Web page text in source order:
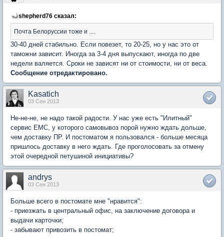
shepherd76 сказал:
Почта Белоруссии тоже и ....
30-40 дней стабильно. Если повезет, то 20-25, но у нас это от
таможни зависит. Иногда за 3-4 дня выпускают, иногда по две
недели валяется. Сроки не зависят ни от стоимости, ни от веса.
Сообщение отредактировано.
Kasatich
03 Сен 2013
Не-не-не, не надо такой радости. У нас уже есть "Илитный"
сервис ЕМС, у которого самовывоз порой нужно ждать дольше,
чем доставку ПР. И постоматом я пользовался - больше месяца
пришлось доставку в него ждать. Где проголосовать за отмену
этой очередной петушиной инициативы?
andrys
03 Сен 2013
Больше всего в постомате мне "нравится":
- приезжать в центральный офис, на заключение договора и
выдачи карточки;
- забывают привозить в постомат;